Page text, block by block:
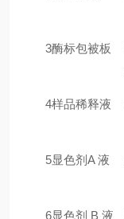
3酶标包被板
4样品稀释液
5显色剂A 液
6显色剂 B 液